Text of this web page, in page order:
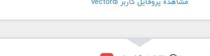
مشاهده پروفايل کاربر vectordl